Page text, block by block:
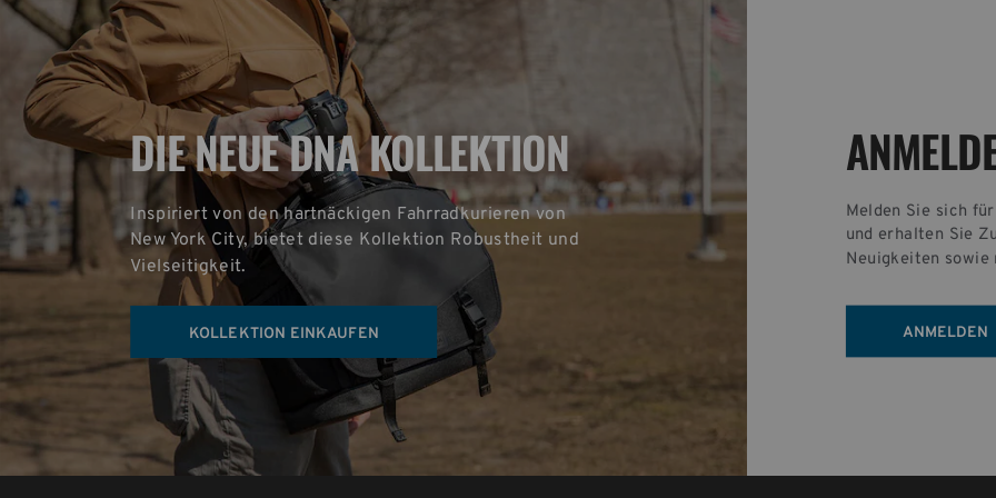
DIE NEUE DNA KOLLEKTION
Inspiriert von den hartnäckigen Fahrradkurieren von
New York City, bietet diese Kollektion Robustheit und
Vielseitigkeit.
KOLLEKTION EINKAUFEN
Melden Sie sich
und erhalten Sie
Neuigkeiten sowie
ANMELDEN